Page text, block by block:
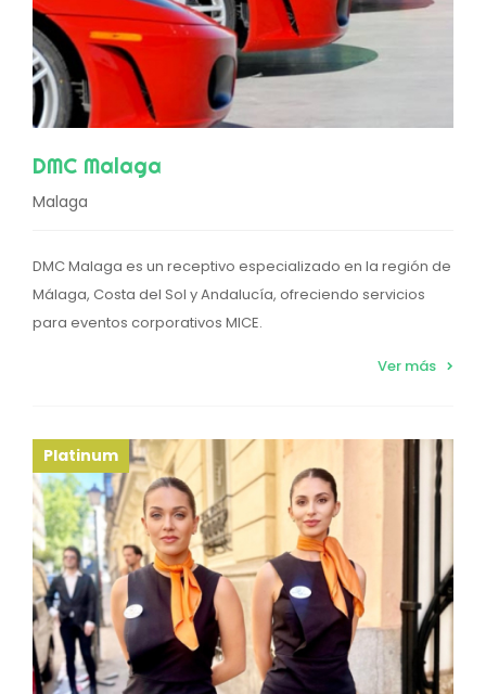
DMC Malaga
Malaga
DMC Malaga es un receptivo especializado en la región de
Málaga, Costa del Sol y Andalucía, ofreciendo servicios
para eventos corporativos MICE.
Ver más
Platinum